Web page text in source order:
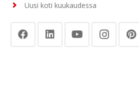
Uusi koti kuukaudessa